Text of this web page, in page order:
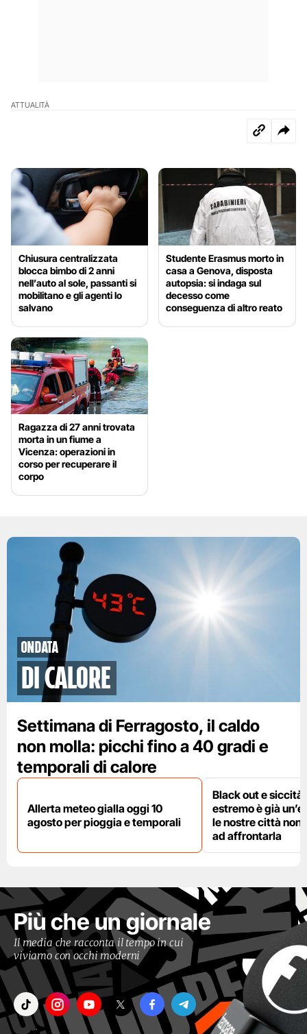
ATTUALITÀ
Chiusura centralizzata
blocca bimbo di 2 anni
nell’auto al sole, passanti si
mobilitano e gli agenti lo
salvano
Studente Erasmus morto in
casa a Genova, disposta
autopsia: si indaga sul
decesso come
conseguenza di altro reato
Ragazza di 27 anni trovata
morta in un fiume a
Vicenza: operazioni in
corso per recuperare il
corpo
ondata
di calore
Settimana di Ferragosto, il caldo
non molla: picchi fino a 40 gradi e
temporali di calore
Allerta meteo gialla oggi 10
agosto per pioggia e temporali
Black out e
estremo è già
le nostre città non
ad affrontarla
Più che un giornale
Il media che racconta il tempo in cui
viviamo con occhi moderni